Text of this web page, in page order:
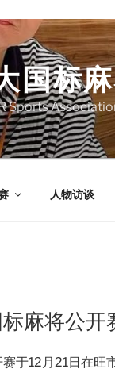
国标
Sports
人物访谈
麻将公开
于12月21日在